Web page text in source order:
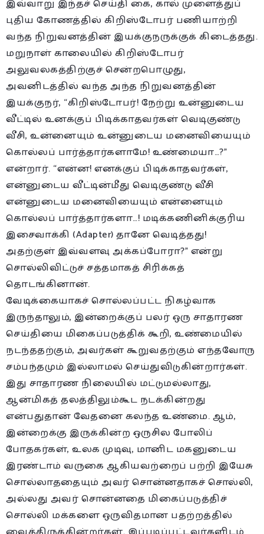
இவ்வாறு இந்தச் செய்தி கை, கால் முளைத்துப்
புதிய கோணத்தில் கிறிஸ்டோபர் பணியாற்றி
வந்த நிறுவனத்தின் இயக்குநருக்குக் கிடைத்தது.
மறுநாள் காலையில் கிறிஸ்டோபர்
அலுவலகத்திற்குச் சென்றபொழுது,
அவனிடத்தில் வந்த அந்த நிறுவனத்தின்
இயக்குநர், “கிறிஸ்டோபர்! நேற்று உன்னுடைய
வீட்டில் உனக்குப் பிடிக்காதவர்கள் வெடிகுண்டு
வீசி, உன்னையும் உன்னுடைய மனைவியையும்
கொல்லப் பார்த்தார்களாமே! உண்மையா…?”
என்றார். “என்ன! எனக்குப் பிடிக்காதவர்கள்,
என்னுடைய வீட்டின்மீது வெடிகுண்டு வீசி
என்னுடைய மனைவியையும் என்னையும்
கொல்லப் பார்த்தார்களா…! மடிக்கணினிக்குரிய
இசைவாக்கி (Adapter) தானே வெடித்தது!
அதற்குள் இவ்வளவு அக்கப்போரா?” என்று
சொல்லிவிட்டுச் சத்தமாகத் சிரிக்கத்
தொடங்கினான்.
வேடிக்கையாகச் சொல்லப்பட்ட நிகழ்வாக
இருந்தாலும், இன்றைக்குப் பலர் ஒரு சாதாரண
செய்தியை மிகைப்படுத்திக் கூறி, உண்மையில்
நடந்ததற்கும், அவர்கள் கூறுவதற்கும் எந்தவோரு
சம்பந்தமும் இல்லாமல் செய்துவிடுகின்றார்கள்.
இது சாதாரண நிலையில் மட்டுமல்லாது,
ஆன்மிகத் தலத்திலும்கூட நடக்கின்றது
என்பதுதான் வேதனை கலந்த உண்மை. ஆம்,
இன்றைக்கு இருக்கின்ற ஒருசில போலிப்
போதகர்கள், உலக முடிவு, மானிட மகனுடைய
இரண்டாம் வருகை ஆகியவற்றைப் பற்றி இயேசு
சொல்லாததையும் அவர் சொன்னதாகச் சொல்லி,
அல்லது அவர் சொன்னதை மிகைப்படுத்திச்
சொல்லி மக்களை ஒருவிதமான பதற்றத்தில்